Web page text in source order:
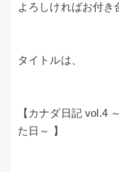
よろしければお付き
タイトルは、
【カナダ日記 vol.4
た日～ 】